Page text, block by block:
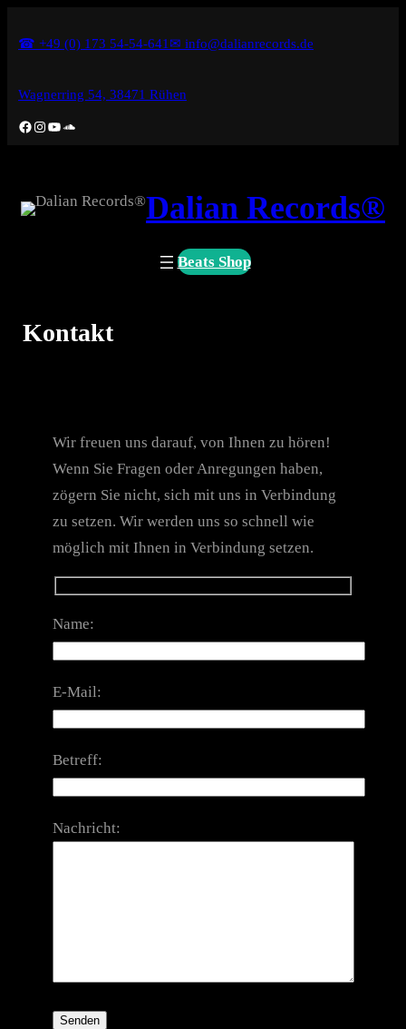
Inhalt
☎ +49 (0) 173 54-54-641 ✉ info@dalianrecords.de
Wagnerring 54, 38471 Rühen
Facebook
Instagram
YouTube
SoundCloud
Dalian Records®
Beats Shop
Kontakt
Wir freuen uns darauf, von Ihnen zu hören!
Wenn Sie Fragen oder Anregungen haben,
zögern Sie nicht, sich mit uns in Verbindung
zu setzen. Wir werden uns so schnell wie
möglich mit Ihnen in Verbindung setzen.
Name:
E-Mail:
Betreff:
Nachricht: